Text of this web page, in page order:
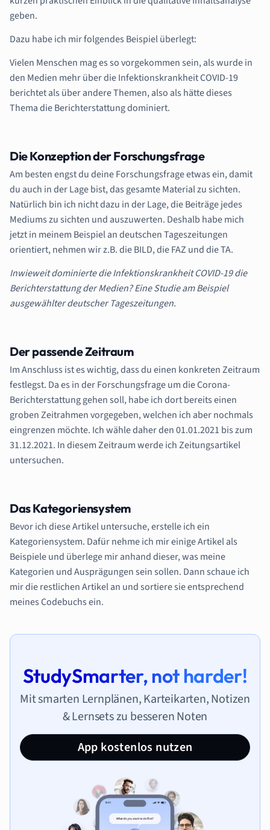
geben.
Dazu habe ich mir folgendes Beispiel überlegt:
Vielen Menschen mag es so vorgekommen sein, als wurde in
den Medien mehr über die Infektionskrankheit COVID-19
berichtet als über andere Themen, also als hätte dieses
Thema die Berichterstattung dominiert.
Die Konzeption der Forschungsfrage
Am besten engst du deine Forschungsfrage etwas ein, damit
du auch in der Lage bist, das gesamte Material zu sichten.
Natürlich bin ich nicht dazu in der Lage, die Beiträge jedes
Mediums zu sichten und auszuwerten. Deshalb habe mich
jetzt in meinem Beispiel an deutschen Tageszeitungen
orientiert, nehmen wir z.B. die BILD, die FAZ und die TA.
Inwieweit dominierte die Infektionskrankheit COVID-19 die
Berichterstattung der Medien? Eine Studie am Beispiel
ausgewählter deutscher Tageszeitungen.
Der passende Zeitraum
Im Anschluss ist es wichtig, dass du einen konkreten Zeitraum
festlegst. Da es in der Forschungsfrage um die Corona-
Berichterstattung gehen soll, habe ich dort bereits einen
groben Zeitrahmen vorgegeben, welchen ich aber nochmals
eingrenzen möchte. Ich wähle daher den 01.01.2021 bis zum
31.12.2021. In diesem Zeitraum werde ich Zeitungsartikel
untersuchen.
Das Kategoriensystem
Bevor ich diese Artikel untersuche, erstelle ich ein
Kategoriensystem. Dafür nehme ich mir einige Artikel als
Beispiele und überlege mir anhand dieser, was meine
Kategorien und Ausprägungen sein sollen. Dann schaue ich
mir die restlichen Artikel an und sortiere sie entsprechend
meines Codebuchs ein.
StudySmarter, not harder!
Mit smarten Lernplänen, Karteikarten, Notizen
& Lernsets zu besseren Noten
App kostenlos nutzen